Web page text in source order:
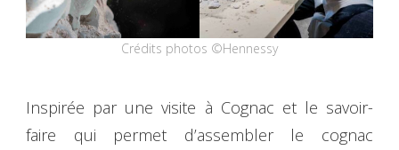
Crédits photos ©Hennessy
Inspirée par une visite à Cognac et le savoir-
faire qui permet d’assembler le cognac